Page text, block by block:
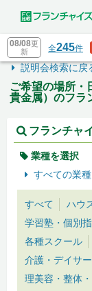
08/08更
新
全245件
説明会検索に戻
ご希望の場所・
貴金属）のフラ
フランチャ
業種を選択
すべての業種
すべて
ハウ
学習塾・個別
各種スクール
介護・デイサ
理美容・整体